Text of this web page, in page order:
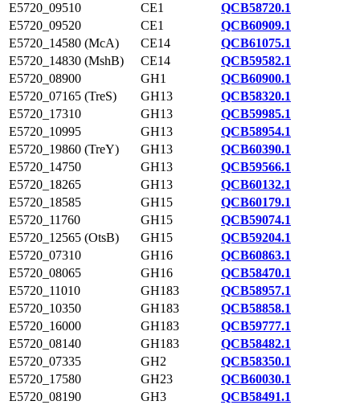
E5720_09510
CE1
QCB58720.1
E5720_09520
CE1
QCB60909.1
E5720_14580 (McA)
CE14
QCB61075.1
E5720_14830 (MshB)
CE14
QCB59582.1
E5720_08900
GH1
QCB60900.1
E5720_07165 (TreS)
GH13
QCB58320.1
E5720_17310
GH13
QCB59985.1
E5720_10995
GH13
QCB58954.1
E5720_19860 (TreY)
GH13
QCB60390.1
E5720_14750
GH13
QCB59566.1
E5720_18265
GH13
QCB60132.1
E5720_18585
GH15
QCB60179.1
E5720_11760
GH15
QCB59074.1
E5720_12565 (OtsB)
GH15
QCB59204.1
E5720_07310
GH16
QCB60863.1
E5720_08065
GH16
QCB58470.1
E5720_11010
GH183
QCB58957.1
E5720_10350
GH183
QCB58858.1
E5720_16000
GH183
QCB59777.1
E5720_08140
GH183
QCB58482.1
E5720_07335
GH2
QCB58350.1
E5720_17580
GH23
QCB60030.1
E5720_08190
GH3
QCB58491.1